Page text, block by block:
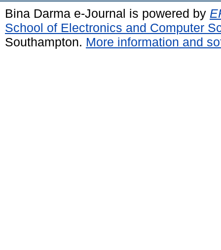
Bina Darma e-Journal is powered by
School of Electronics and Computer
Southampton. More information and